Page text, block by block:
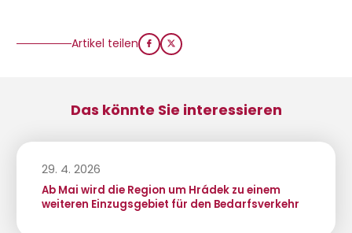
Artikel teilen
Das könnte Sie interessieren
29. 4. 2026
Ab Mai wird die Region um Hrádek zu einem
weiteren Einzugsgebiet für den Bedarfsverkehr